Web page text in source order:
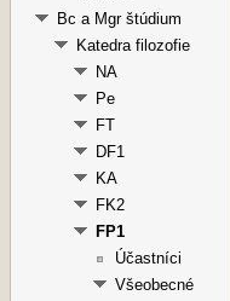
Bc a Mgr štúdium
Katedra filozofie
NA
Pe
FT
DF1
KA
FK2
FP1
Účastníci
Všeobecné